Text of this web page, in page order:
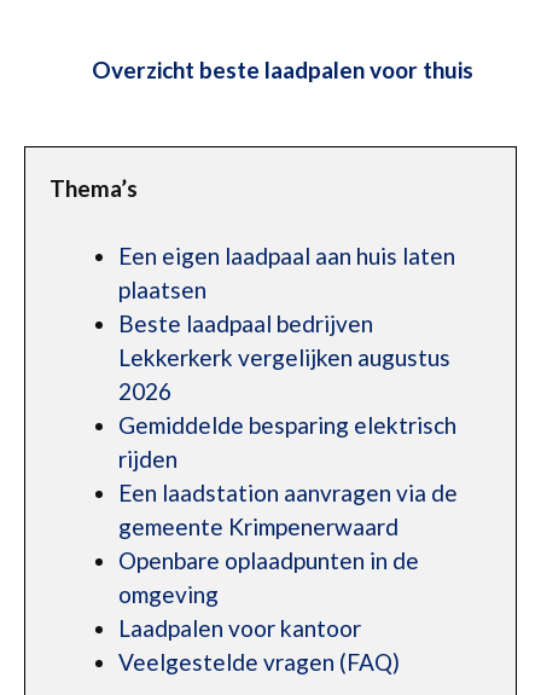
Overzicht beste laadpalen voor thuis
Thema’s
Een eigen laadpaal aan huis laten
plaatsen
Beste laadpaal bedrijven
Lekkerkerk vergelijken augustus
2026
Gemiddelde besparing elektrisch
rijden
Een laadstation aanvragen via de
gemeente Krimpenerwaard
Openbare oplaadpunten in de
omgeving
Laadpalen voor kantoor
Veelgestelde vragen (FAQ)